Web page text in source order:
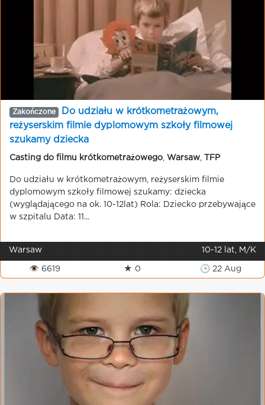
Zakończone
Do udziału w krótkometrażowym,
reżyserskim filmie dyplomowym szkoły filmowej
szukamy dziecka
Casting do filmu krótkometrażowego Warsaw TFP
Do udziału w krótkometrażowym, reżyserskim filmie
dyplomowym szkoły filmowej szukamy: dziecka
(wyglądającego na ok. 10-12lat) Rola: Dziecko przebywające
w szpitalu Data: 11...
Warsaw 10-12 lat, M/K
👁 6619 ★ 0 🕒 22 Aug